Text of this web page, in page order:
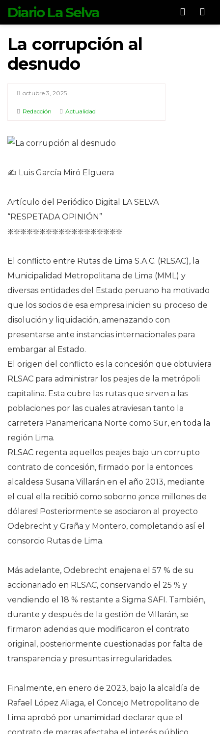
Diario La Selva
La corrupción al
desnudo
octubre 3, 2025
Redacción Actualidad
✍️ Luis García Miró Elguera
Artículo del Periódico Digital LA SELVA
“RESPETADA OPINIÓN”
❇️❇️❇️❇️❇️❇️❇️❇️❇️❇️❇️❇️❇️❇️❇️❇️❇️❇️
El conflicto entre Rutas de Lima S.A.C. (RLSAC), la
Municipalidad Metropolitana de Lima (MML) y
diversas entidades del Estado peruano ha motivado
que los socios de esa empresa inicien su proceso de
disolución y liquidación, amenazando con
presentarse ante instancias internacionales para
embargar al Estado.
El origen del conflicto es la concesión que obtuviera
RLSAC para administrar los peajes de la metrópoli
capitalina. Esta cubre las rutas que sirven a las
poblaciones por las cuales atraviesan tanto la
carretera Panamericana Norte como Sur, en toda la
región Lima.
RLSAC regenta aquellos peajes bajo un corrupto
contrato de concesión, firmado por la entonces
alcaldesa Susana Villarán en el año 2013, mediante
el cual ella recibió como soborno ¡once millones de
dólares! Posteriormente se asociaron al proyecto
Odebrecht y Graña y Montero, completando así el
consorcio Rutas de Lima.
Más adelante, Odebrecht enajena el 57 % de su
accionariado en RLSAC, conservando el 25 % y
vendiendo el 18 % restante a Sigma SAFI. También,
durante y después de la gestión de Villarán, se
firmaron adendas que modificaron el contrato
original, posteriormente cuestionadas por falta de
transparencia y presuntas irregularidades.
Finalmente, en enero de 2023, bajo la alcaldía de
Rafael López Aliaga, el Concejo Metropolitano de
Lima aprobó por unanimidad declarar que el